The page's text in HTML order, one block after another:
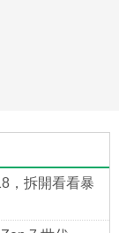
，拆開看看暴